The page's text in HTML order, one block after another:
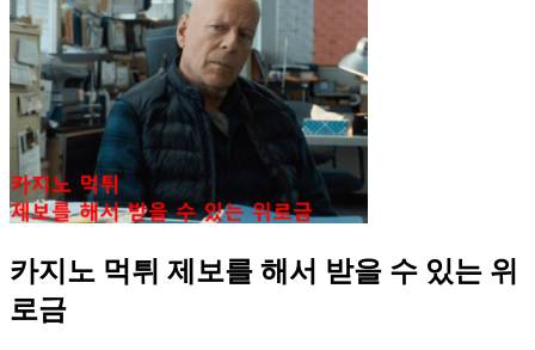
카지노 먹튀 제보를 해서 받을 수 있는 위
로금